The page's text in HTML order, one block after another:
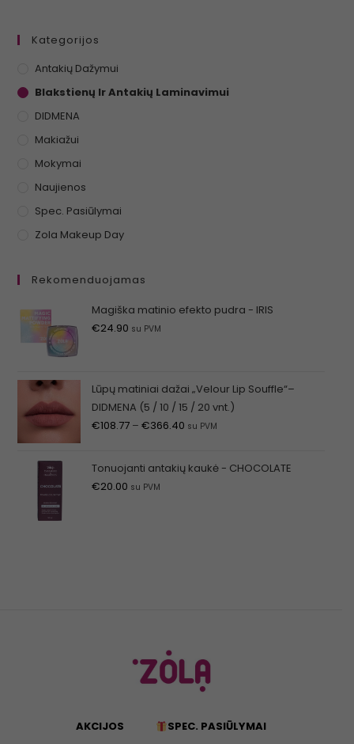
Kategorijos
Antakių Dažymui
Blakstienų Ir Antakių Laminavimui
DIDMENA
Makiažui
Mokymai
Naujienos
Spec. Pasiūlymai
Zola Makeup Day
Rekomenduojamas
Magiška matinio efekto pudra - IRIS
€24.90 su PVM
Lūpų matiniai dažai „Velour Lip Souffle“–
DIDMENA (5 / 10 / 15 / 20 vnt.)
€108.77 – €366.40 su PVM
Tonuojanti antakių kaukė - CHOCOLATE
€20.00 su PVM
AKCIJOS SPEC. PASIŪLYMAI